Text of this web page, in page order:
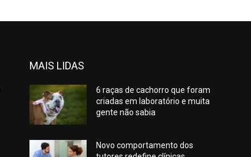
MAIS LIDAS
6 raças de cachorro que foram
criadas em laboratório e muita
gente não sabia
Novo comportamento dos